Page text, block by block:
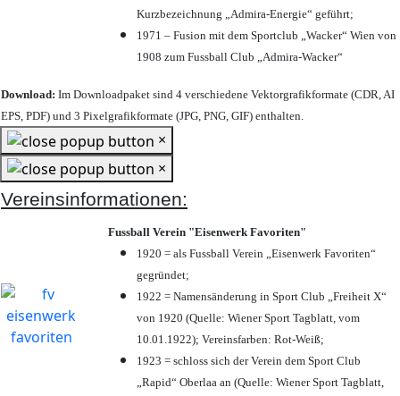
Kurzbezeichnung „Admira-Energie“ geführt;
1971 – Fusion mit dem Sportclub „Wacker“ Wien von
1908 zum Fussball Club „Admira-Wacker“
Download: Im Downloadpaket sind 4 verschiedene Vektorgrafikformate (CDR, AI
EPS, PDF) und 3 Pixelgrafikformate (JPG, PNG, GIF) enthalten.
×
×
Vereinsinformationen:
Fussball Verein "Eisenwerk Favoriten"
1920 = als Fussball Verein „Eisenwerk Favoriten“
gegründet;
1922 = Namensänderung in Sport Club „Freiheit X“
von 1920 (Quelle: Wiener Sport Tagblatt, vom
10.01.1922); Vereinsfarben: Rot-Weiß;
1923 = schloss sich der Verein dem Sport Club
„Rapid“ Oberlaa an (Quelle: Wiener Sport Tagblatt,